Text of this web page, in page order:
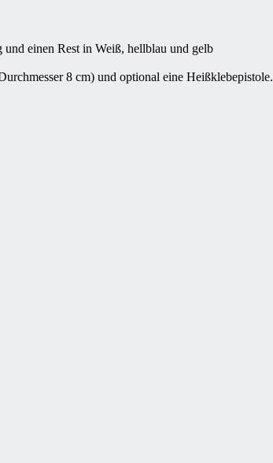
einen Rest in Weiß, hellblau und gelb
8 cm) und optional eine Heißklebepistole.